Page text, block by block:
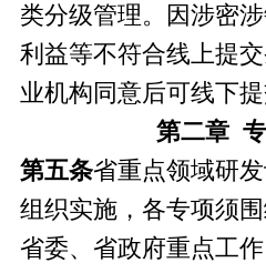
类分级管理。因涉密
利益等不符合线上提
业机构同意后可线下提
第二章
第五条省重点领域研
组织实施，各专项须
省委、省政府重点工作